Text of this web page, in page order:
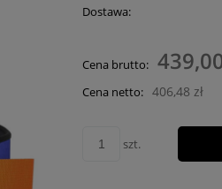
Dostawa:
Cena brutto:
Cena netto: 406,48 zł
szt.